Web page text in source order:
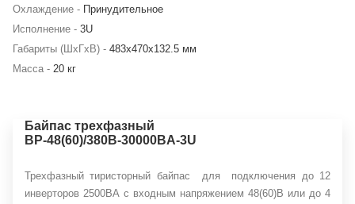
Охлаждение - Принудительное
Исполнение - 3U
Габариты (ШхГхВ) - 483х470х132.5 мм
Масса - 20 кг
Байпас трехфазный
BP-48(60)/380B-30000BA-3U
Трехфазный тиристорный байпас для подключения до 12
инверторов 2500ВА с входным напряжением 48(60)В или до 4